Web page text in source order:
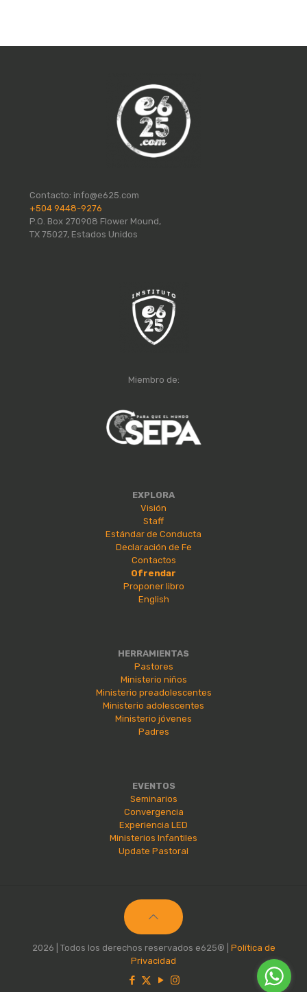
Contacto: info@e625.com
+504 9448-9276
P.O. Box 270908 Flower Mound,
TX 75027, Estados Unidos
Miembro de:
EXPLORA
Visión
Staff
Estándar de Conducta
Declaración de Fe
Contactos
Ofrendar
Proponer libro
English
HERRAMIENTAS
Pastores
Ministerio niños
Ministerio preadolescentes
Ministerio adolescentes
Ministerio jóvenes
Padres
EVENTOS
Seminarios
Convergencia
Experiencia LED
Ministerios Infantiles
Update Pastoral
2026 | Todos los derechos reservados e625® | Política de
Privacidad